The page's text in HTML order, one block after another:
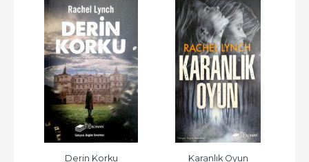
Derin Korku Karanlık Oyun